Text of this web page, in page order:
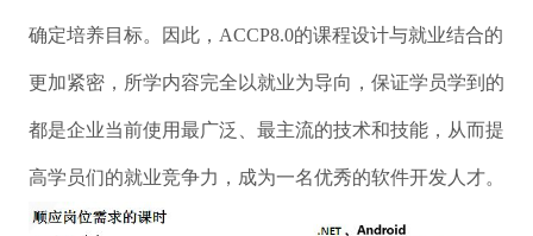
确定培养目标。因此，ACCP8.0的课程设计与就业结合的
更加紧密，所学内容完全以就业为导向，保证学员学到的
都是企业当前使用最广泛、最主流的技术和技能，从而提
高学员们的就业竞争力，成为一名优秀的软件开发人才。